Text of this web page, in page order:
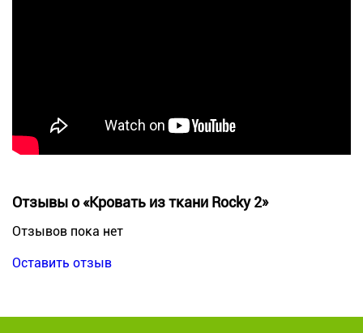
Отзывы о «Кровать из ткани Rocky 2»
Отзывов пока нет
Оставить отзыв